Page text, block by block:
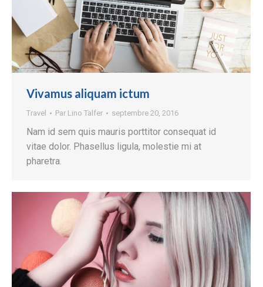
Vivamus aliquam ictum
Travel Par Lino Talfer septembre 20, 2016
Nam id sem quis mauris porttitor consequat id
vitae dolor. Phasellus ligula, molestie mi at
pharetra.